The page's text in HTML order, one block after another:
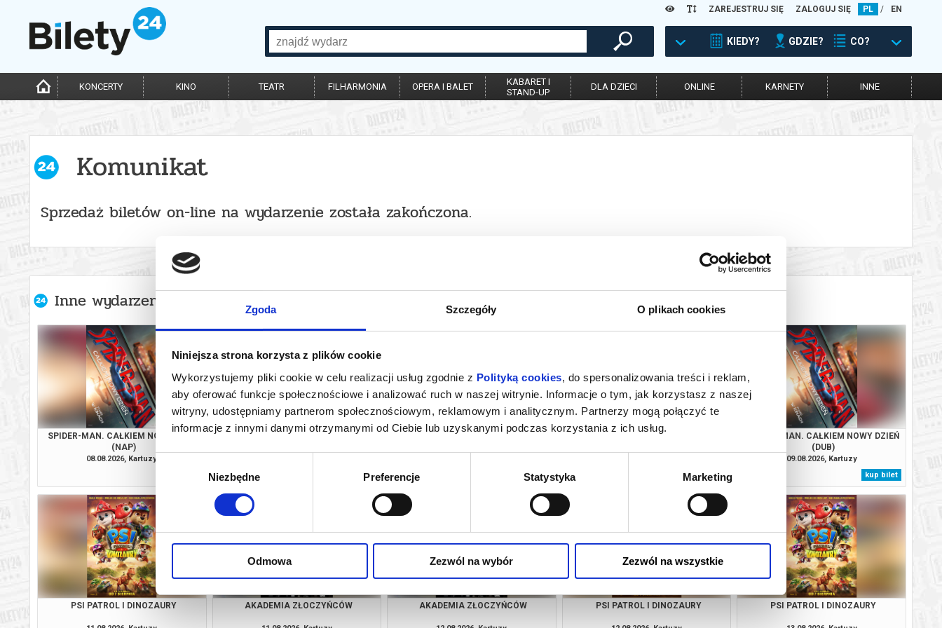
Zgoda Szczegóły O plikach cookies
Niniejsza strona korzysta z plików cookie
Wykorzystujemy pliki cookie w celu realizacji usług zgodnie z Polityką cookies, do spersonalizowania treści i reklam,
aby oferować funkcje społecznościowe i analizować ruch w naszej witrynie. Informacje o tym, jak korzystasz z naszej
witryny, udostępniamy partnerom społecznościowym, reklamowym i analitycznym. Partnerzy mogą połączyć te
informacje z innymi danymi otrzymanymi od Ciebie lub uzyskanymi podczas korzystania z ich usług.
Wybór
Niezbędne Preferencje Statystyka Marketing
Odmowa Zezwól na wybór Zezwól na wszystkie
ZAREJESTRUJ SIĘ ZALOGUJ SIĘ PL / EN
KIEDY? GDZIE? CO?
KONCERTY KINO TEATR FILHARMONIA OPERA I BALET
KABARET I
STAND-UP
DLA DZIECI ONLINE KARNETY INNE
Komunikat
Sprzedaż biletów on-line na wydarzenie została zakończona.
Inne wydarzenia organizatora
SPIDER-MAN. CAŁKIEM NOWY DZIEŃ
(NAP)
08.08.2026, Kartuzy
SPIDER-MAN. CAŁKIEM NOWY DZIEŃ
kup bilet
PSI PATROL I DINOZAURY
kup bilet
SPIDER-MAN. CAŁKIEM NOWY DZIEŃ
kup bilet
SPIDER-MAN. CAŁKIEM NOWY DZIEŃ
(DUB)
09.08.2026, Kartuzy
kup bilet
PSI PATROL I DINOZAURY AKADEMIA ZŁOCZYŃCÓW AKADEMIA ZŁOCZYŃCÓW PSI PATROL I DINOZAURY PSI PATROL I DINOZAURY